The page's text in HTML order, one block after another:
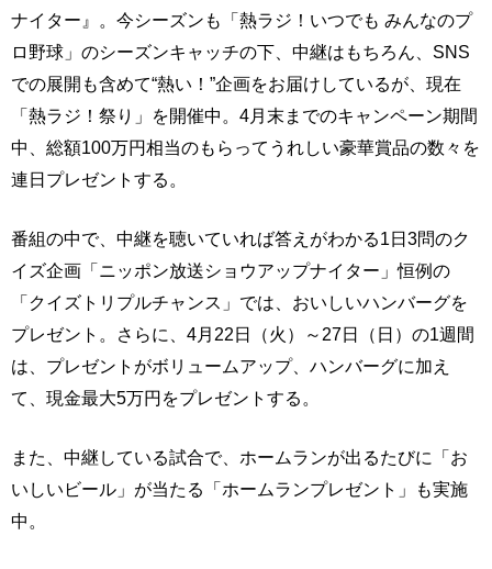
ナイター』。今シーズンも「熱ラジ！いつでも みんなのプ
ロ野球」のシーズンキャッチの下、中継はもちろん、SNS
での展開も含めて“熱い！”企画をお届けしているが、現在
「熱ラジ！祭り」を開催中。4月末までのキャンペーン期間
中、総額100万円相当のもらってうれしい豪華賞品の数々を
連日プレゼントする。
番組の中で、中継を聴いていれば答えがわかる1日3問のク
イズ企画「ニッポン放送ショウアップナイター」恒例の
「クイズトリプルチャンス」では、おいしいハンバーグを
プレゼント。さらに、4月22日（火）～27日（日）の1週間
は、プレゼントがボリュームアップ、ハンバーグに加え
て、現金最大5万円をプレゼントする。
また、中継している試合で、ホームランが出るたびに「お
いしいビール」が当たる「ホームランプレゼント」も実施
中。